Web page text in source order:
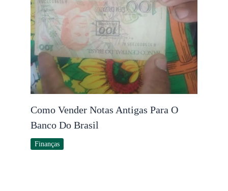
Como Vender Notas Antigas Para O
Banco Do Brasil
Finanças